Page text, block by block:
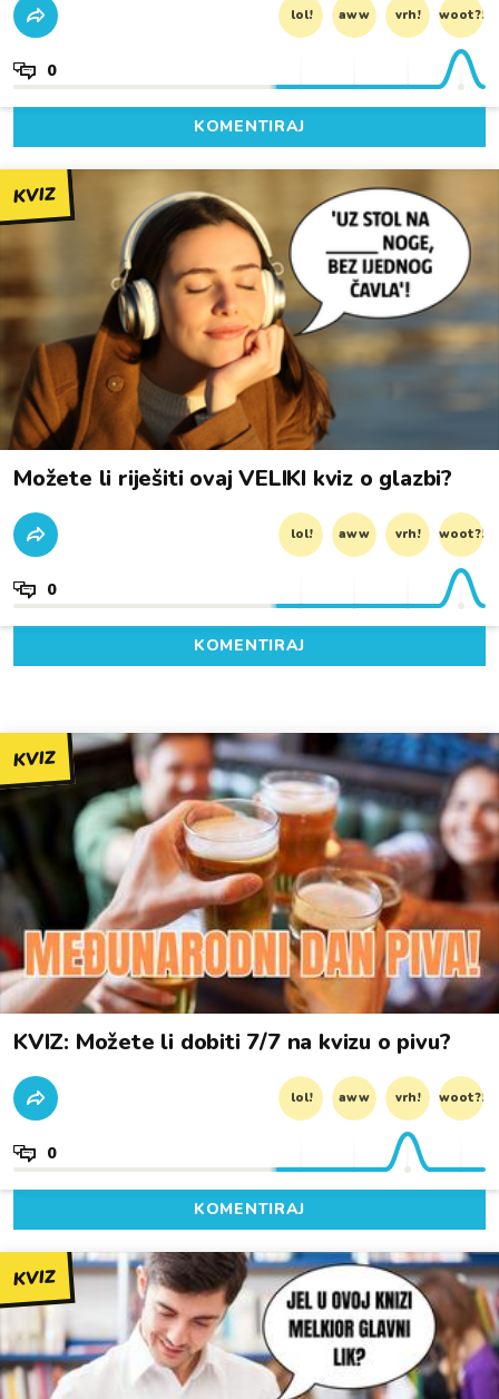
lol! aww vrh! woot?!
0
KOMENTIRAJ
KVIZ
Možete li riješiti ovaj VELIKI kviz o glazbi?
lol! aww vrh! woot?!
0
KOMENTIRAJ
KVIZ
KVIZ: Možete li dobiti 7/7 na kvizu o pivu?
lol! aww vrh! woot?!
0
KOMENTIRAJ
KVIZ